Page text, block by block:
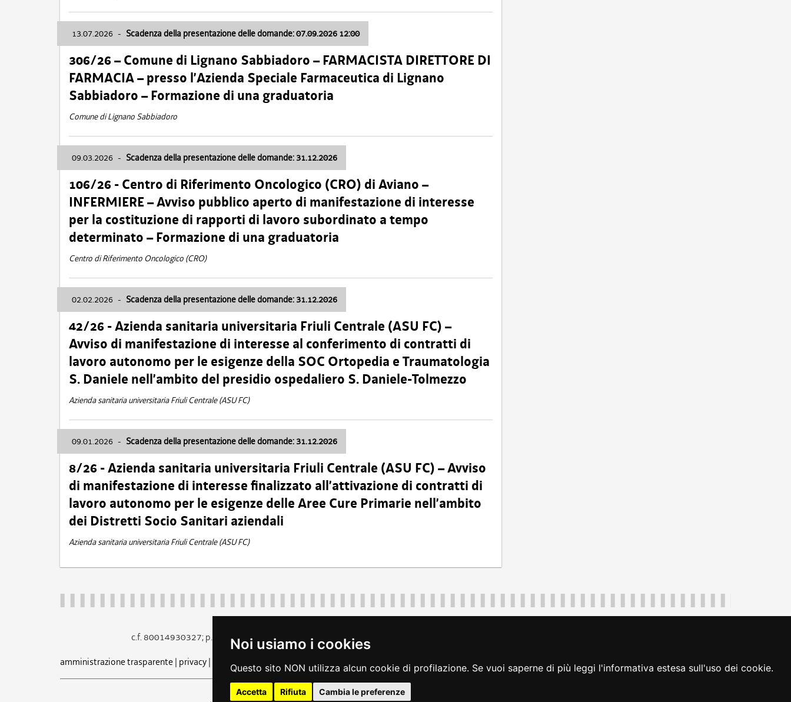
Noi usiamo i cookies
Questo sito NON utilizza alcun cookie di profilazione. Se vuoi saperne di più leggi l'informativa estesa sull'uso dei cookie.
Accetta Rifiuta Cambia le preferenze
13.07.2026 - Scadenza della presentazione delle domande: 07.09.2026 12:00
306/26 – Comune di Lignano Sabbiadoro – FARMACISTA DIRETTORE DI
FARMACIA – presso l’Azienda Speciale Farmaceutica di Lignano
Sabbiadoro – Formazione di una graduatoria
Comune di Lignano Sabbiadoro
09.03.2026 - Scadenza della presentazione delle domande: 31.12.2026
106/26 - Centro di Riferimento Oncologico (CRO) di Aviano –
INFERMIERE – Avviso pubblico aperto di manifestazione di interesse
per la costituzione di rapporti di lavoro subordinato a tempo
determinato – Formazione di una graduatoria
Centro di Riferimento Oncologico (CRO)
02.02.2026 - Scadenza della presentazione delle domande: 31.12.2026
42/26 - Azienda sanitaria universitaria Friuli Centrale (ASU FC) –
Avviso di manifestazione di interesse al conferimento di contratti di
lavoro autonomo per le esigenze della SOC Ortopedia e Traumatologia
S. Daniele nell’ambito del presidio ospedaliero S. Daniele-Tolmezzo
Azienda sanitaria universitaria Friuli Centrale (ASU FC)
09.01.2026 - Scadenza della presentazione delle domande: 31.12.2026
8/26 - Azienda sanitaria universitaria Friuli Centrale (ASU FC) – Avviso
di manifestazione di interesse finalizzato all’attivazione di contratti di
lavoro autonomo per le esigenze delle Aree Cure Primarie nell’ambito
dei Distretti Socio Sanitari aziendali
Azienda sanitaria universitaria Friuli Centrale (ASU FC)
c.f. 80014930327; p.iva 00526040324
piazza Unità d'Italia 1 Trieste
amministrazione trasparente| privacy| cookie note legali | accessibilità rss dichiarazione di accessibilità feedback cambio preferenze cookie loginFVG